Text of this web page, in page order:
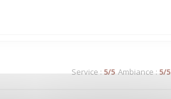
Service : 5/5 Ambiance : 5/5